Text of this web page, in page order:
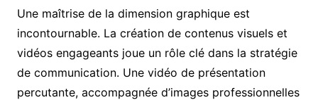
Une maîtrise de la dimension graphique est
incontournable. La création de contenus visuels et
vidéos engageants joue un rôle clé dans la stratégie
de communication. Une vidéo de présentation
percutante, accompagnée d’images professionnelles